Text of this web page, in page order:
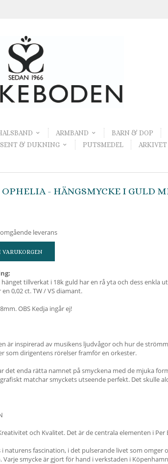
ARMBAND BARN & DOP
& DUKNING PUTSMEDEL ARKIVET
OPHELIA - HÄNGSMYCKE I GULD
leverans
VARUKORGEN
hänget tillverkat i 18k guld har en rå yta och dess enkla
0,02 ct. TW / VS diamant.
OBS Kedja ingår ej!
är inspirerad av musikens ljudvågor och hur de
som dirigentens rörelser framför en orkester.
det enda rätta namnet på smyckena med de mjuka
matchar smyckets utseende perfekt. Det skulle
och Kvalitet. Det är de centrala elementen i
naturens fascination, i det pulserande livet som omger
Varje smycke är gjort för hand i verkstaden i